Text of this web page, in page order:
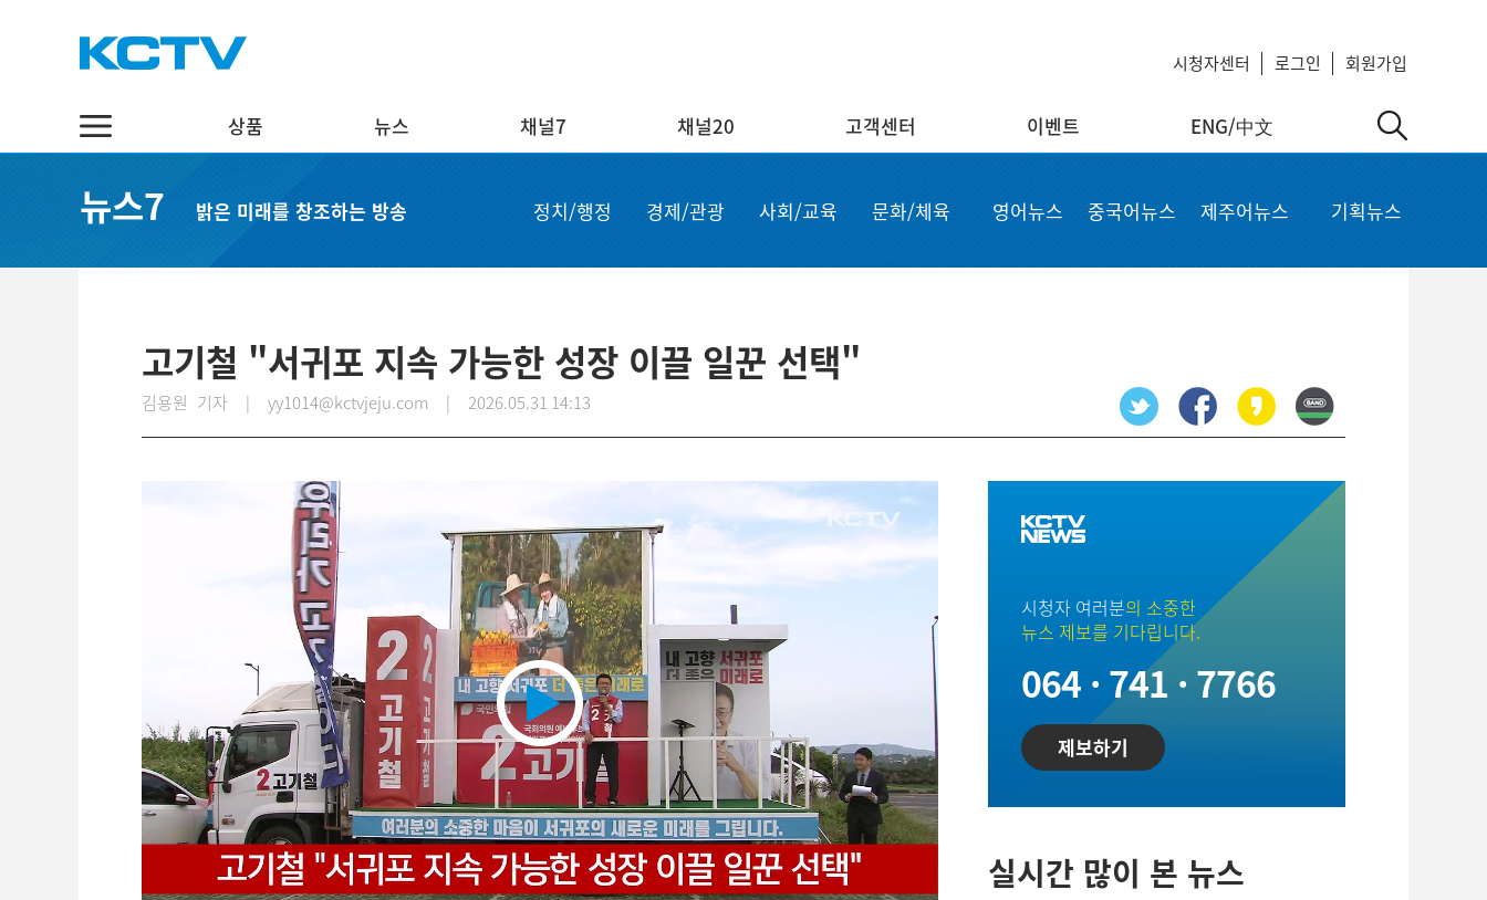
시청자센터 로그인 회원가입
상품 뉴스 채널7 채널20 고객센터 이벤트 ENG/中文
스마트 TV
스마트뷰앱
정치·행정
영어뉴스
중국어뉴스
기획뉴스
실시간보기
자주하는 질문
Order now
회원정보 수정
공지사항
뉴스7 밝은 미래를 창조하는 방송 정치/행정 경제/관광 사회/교육 문화/체육 영어뉴스 중국어뉴스 제주어뉴스 기획뉴스
고기철 "서귀포 지속 가능한 성장 이끌 일꾼 선택"
김용원 기자 | yy1014@kctvjeju.com | 2026.05.31 14:13
Play
Video
시청자 여러분의 소중한
뉴스 제보를 기다립니다.
064 · 741 · 7766
제보하기
실시간 많이 본 뉴스